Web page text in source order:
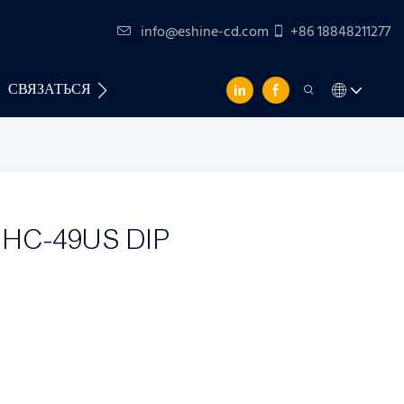
info@eshine-cd.com +86 18848211277
СВЯЗАТЬСЯ С НАМИ
49US DIP